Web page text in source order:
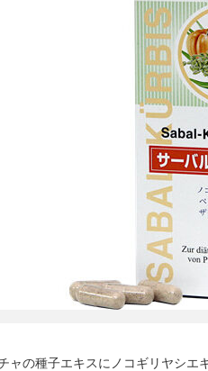
ャの種子エキスにノコギリヤシ